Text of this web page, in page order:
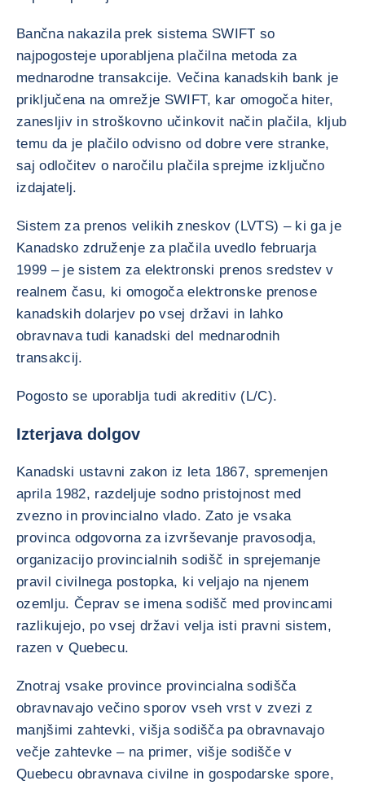
Bančna nakazila prek sistema SWIFT so
najpogosteje uporabljena plačilna metoda za
mednarodne transakcije. Večina kanadskih bank je
priključena na omrežje SWIFT, kar omogoča hiter,
zanesljiv in stroškovno učinkovit način plačila, kljub
temu da je plačilo odvisno od dobre vere stranke,
saj odločitev o naročilu plačila sprejme izključno
izdajatelj.
Sistem za prenos velikih zneskov (LVTS) – ki ga je
Kanadsko združenje za plačila uvedlo februarja
1999 – je sistem za elektronski prenos sredstev v
realnem času, ki omogoča elektronske prenose
kanadskih dolarjev po vsej državi in lahko
obravnava tudi kanadski del mednarodnih
transakcij.
Pogosto se uporablja tudi akreditiv (L/C).
Izterjava dolgov
Kanadski ustavni zakon iz leta 1867, spremenjen
aprila 1982, razdeljuje sodno pristojnost med
zvezno in provincialno vlado. Zato je vsaka
provinca odgovorna za izvrševanje pravosodja,
organizacijo provincialnih sodišč in sprejemanje
pravil civilnega postopka, ki veljajo na njenem
ozemlju. Čeprav se imena sodišč med provincami
razlikujejo, po vsej državi velja isti pravni sistem,
razen v Quebecu.
Znotraj vsake province provincialna sodišča
obravnavajo večino sporov vseh vrst v zvezi z
manjšimi zahtevki, višja sodišča pa obravnavajo
večje zahtevke – na primer, višje sodišče v
Quebecu obravnava civilne in gospodarske spore,